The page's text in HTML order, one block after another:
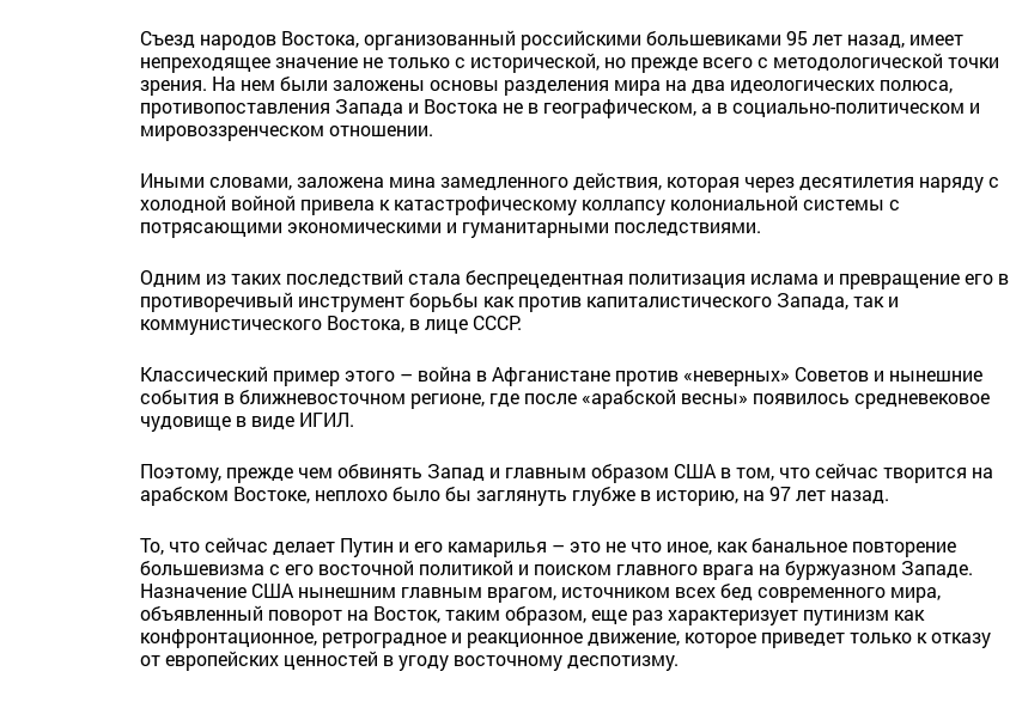
Съезд народов Востока, организованный российскими большевиками 95 лет назад, имеет
непреходящее значение не только с исторической, но прежде всего с методологической точки
зрения. На нем были заложены основы разделения мира на два идеологических полюса,
противопоставления Запада и Востока не в географическом, а в социально-политическом и
мировоззренческом отношении.
Иными словами, заложена мина замедленного действия, которая через десятилетия наряду с
холодной войной привела к катастрофическому коллапсу колониальной системы с
потрясающими экономическими и гуманитарными последствиями.
Одним из таких последствий стала беспрецедентная политизация ислама и превращение его в
противоречивый инструмент борьбы как против капиталистического Запада, так и
коммунистического Востока, в лице СССР.
Классический пример этого – война в Афганистане против «неверных» Советов и нынешние
события в ближневосточном регионе, где после «арабской весны» появилось средневековое
чудовище в виде ИГИЛ.
Поэтому, прежде чем обвинять Запад и главным образом США в том, что сейчас творится на
арабском Востоке, неплохо было бы заглянуть глубже в историю, на 97 лет назад.
То, что сейчас делает Путин и его камарилья – это не что иное, как банальное повторение
большевизма с его восточной политикой и поиском главного врага на буржуазном Западе.
Назначение США нынешним главным врагом, источником всех бед современного мира,
объявленный поворот на Восток, таким образом, еще раз характеризует путинизм как
конфронтационное, ретроградное и реакционное движение, которое приведет только к отказу
от европейских ценностей в угоду восточному деспотизму.